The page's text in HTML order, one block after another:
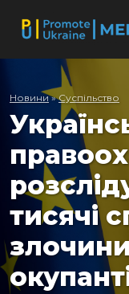
Новини » Суспільство
тисячі